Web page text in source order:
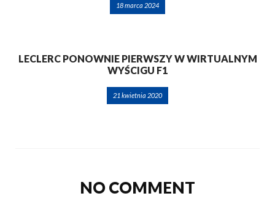
18 marca 2024
LECLERC PONOWNIE PIERWSZY W WIRTUALNYM
WYŚCIGU F1
21 kwietnia 2020
NO COMMENT